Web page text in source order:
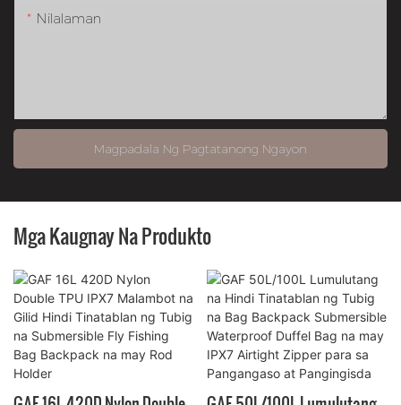
Nilalaman
Magpadala Ng Pagtatanong Ngayon
Mga Kaugnay Na Produkto